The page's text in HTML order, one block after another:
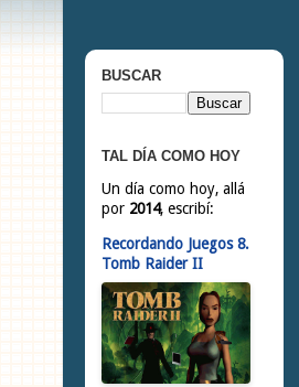
BUSCAR
TAL DÍA COMO HOY
Un día como hoy, allá
por 2014, escribí:
Recordando Juegos 8.
Tomb Raider II